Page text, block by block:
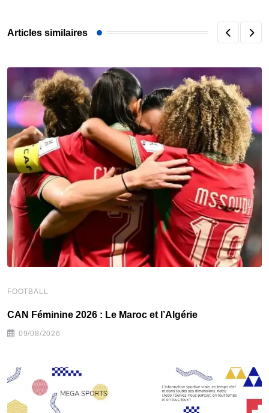
Articles similaires
FOOTBALL
CAN Féminine 2026 : Le Maroc et l’Algérie
09/08/2026